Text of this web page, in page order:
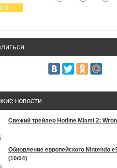
0
новости
Свежий трейлер Hotline Miami 2:
Обновление европейского Nintendo
(10/04)